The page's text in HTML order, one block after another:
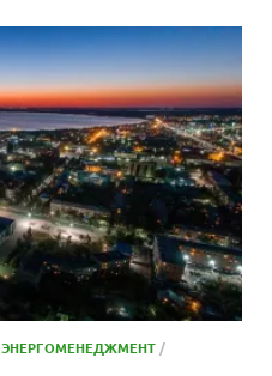
ЭНЕРГОМЕНЕДЖМЕНТ /